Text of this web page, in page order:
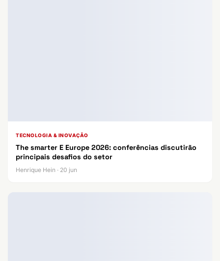
TECNOLOGIA & INOVAÇÃO
The smarter E Europe 2026: conferências discutirão
principais desafios do setor
Henrique Hein · 20 jun